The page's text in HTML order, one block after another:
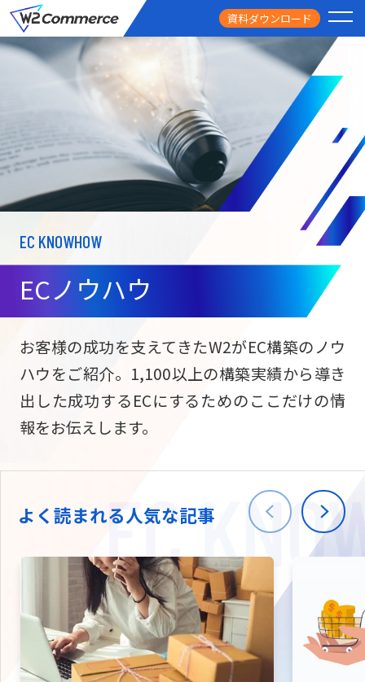
資料ダウンロード
サービス
ECサイト構築
サブスク/定期通販
ECサイト構築
海外進出・現地
W2
拡張プラグイン一覧
PRICE
料金
FEATURE
導入事例
USEFUL
お役立ち情報
NEWS
ニュース
会社情報
TW
EC KNOWHOW
ECノウハウ
お客様の成功を支えてきたW2がEC構築のノウ
ハウをご紹介。1,100以上の構築実績から導き
出した成功するECにするためのここだけの情
報をお伝えします。
よく読まれる人気な記事